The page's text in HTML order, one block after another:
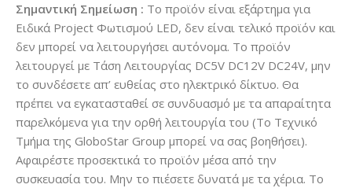
Σημαντική Σημείωση : Το προϊόν είναι εξάρτημα για
Ειδικά Project Φωτισμού LED, δεν είναι τελικό προϊόν και
δεν μπορεί να λειτουργήσει αυτόνομα. Το προϊόν
λειτουργεί με Τάση Λειτουργίας DC5V DC12V DC24V, μην
το συνδέσετε απ’ ευθείας στο ηλεκτρικό δίκτυο. Θα
πρέπει να εγκατασταθεί σε συνδυασμό με τα απαραίτητα
παρελκόμενα για την ορθή λειτουργία του (Το Τεχνικό
Τμήμα της GloboStar Group μπορεί να σας βοηθήσει).
Αφαιρέστε προσεκτικά το προϊόν μέσα από την
συσκευασία του. Μην το πιέσετε δυνατά με τα χέρια. Το